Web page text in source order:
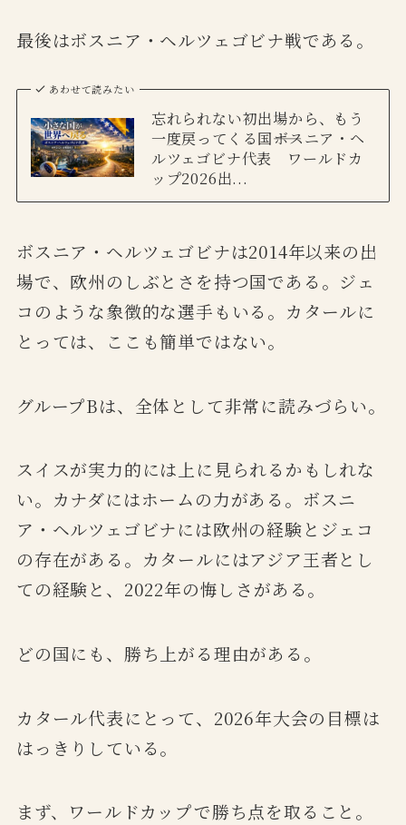
最後はボスニア・ヘルツェゴビナ戦である。
あわせて読みたい
忘れられない初出場から、もう
一度戻ってくる国――ボスニア・ヘ
ルツェゴビナ代表 ワールドカ
ップ2026出...
ボスニア・ヘルツェゴビナは2014年以来の出
場で、欧州のしぶとさを持つ国である。ジェ
コのような象徴的な選手もいる。カタールに
とっては、ここも簡単ではない。
グループBは、全体として非常に読みづらい。
スイスが実力的には上に見られるかもしれな
い。カナダにはホームの力がある。ボスニ
ア・ヘルツェゴビナには欧州の経験とジェコ
の存在がある。カタールにはアジア王者とし
ての経験と、2022年の悔しさがある。
どの国にも、勝ち上がる理由がある。
カタール代表にとって、2026年大会の目標は
はっきりしている。
まず、ワールドカップで勝ち点を取ること。